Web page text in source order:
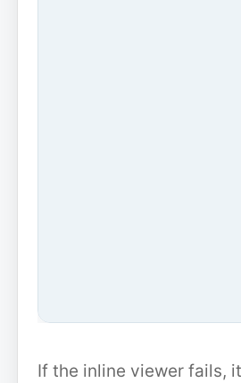
If the inline viewer fails,